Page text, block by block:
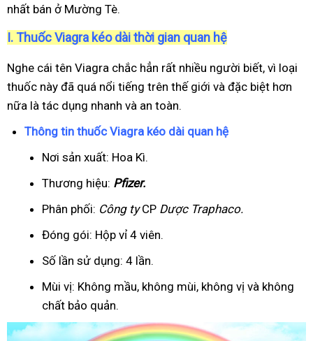
nhất bán ở Mường Tè.
I. Thuốc Viagra kéo dài thời gian quan hệ
Nghe cái tên Viagra chắc hẳn rất nhiều người biết, vì loại
thuốc này đã quá nổi tiếng trên thế giới và đặc biệt hơn
nữa là tác dụng nhanh và an toàn.
Thông tin thuốc Viagra kéo dài quan hệ
Nơi sản xuất: Hoa Kì.
Thương hiệu: Pfizer.
Phân phối: Công tyCP Dược Traphaco.
Đóng gói: Hộp vỉ 4 viên.
Số lần sử dụng: 4 lần.
Mùi vị: Không mầu, không mùi, không vị và không
chất bảo quản.